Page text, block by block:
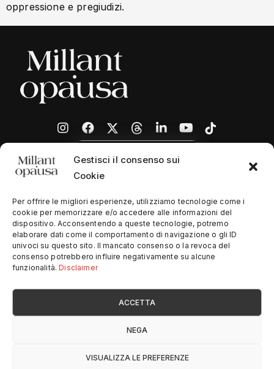
Gestisci il consenso sui
Cookie
Per offrire le migliori esperienze, utilizziamo tecnologie come i
cookie per memorizzare e/o accedere alle informazioni del
dispositivo. Acconsentendo a queste tecnologie, potremo
elaborare dati come il comportamento di navigazione o gli ID
univoci su questo sito. Il mancato consenso o la revoca del
consenso potrebbero influire negativamente su alcune
funzionalità.Disclaimer
ACCETTA
NEGA
VISUALIZZA LE PREFERENZE
oppressione e pregiudizi.
Home
Chi siamo
Privacy Policy